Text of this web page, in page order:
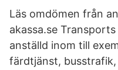
Läs omdömen från
akassa.se
anställd inom till
färdtjänst,